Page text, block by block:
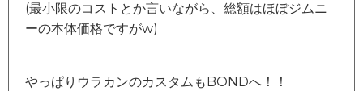
(最小限のコストとか言いながら、総額はほぼジムニ
ーの本体価格ですがw)
やっぱりウラカンのカスタムもBONDへ！！